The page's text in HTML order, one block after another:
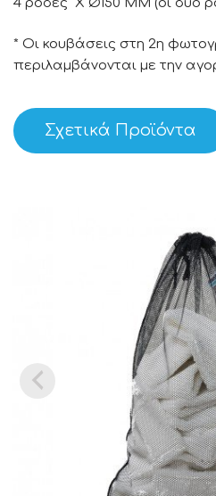
* Οι κουβάσεις στη 2η
περιλαμβάνονται με την
Σχετικά Προϊόντα